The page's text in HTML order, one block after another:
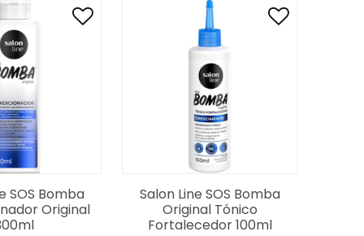
SOS Bomba
Original
Salon Line SOS Bomba
Original Tónico
Fortalecedor 100ml